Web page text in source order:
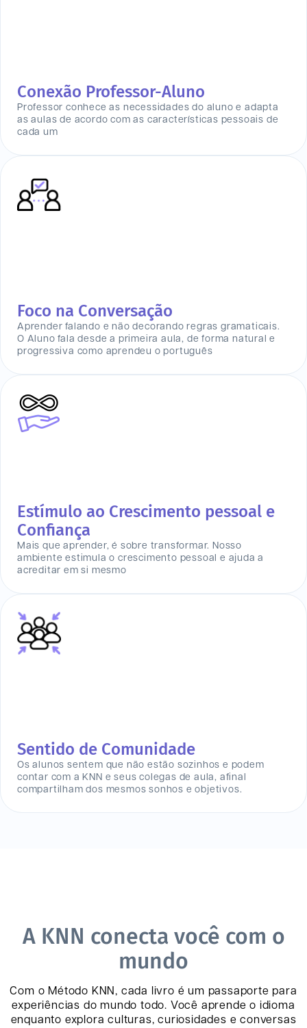
Conexão Professor-Aluno
Professor conhece as necessidades do aluno e adapta
as aulas de acordo com as características pessoais de
cada um
Foco na Conversação
Aprender falando e não decorando regras gramaticais.
O Aluno fala desde a primeira aula, de forma natural e
progressiva como aprendeu o português
Estímulo ao Crescimento pessoal e
Confiança
Mais que aprender, é sobre transformar. Nosso
ambiente estimula o crescimento pessoal e ajuda a
acreditar em si mesmo
Sentido de Comunidade
Os alunos sentem que não estão sozinhos e podem
contar com a KNN e seus colegas de aula, afinal
compartilham dos mesmos sonhos e objetivos.
A KNN conecta você com o
mundo
Com o Método KNN, cada livro é um passaporte para
experiências do mundo todo. Você aprende o idioma
enquanto explora culturas, curiosidades e conversas